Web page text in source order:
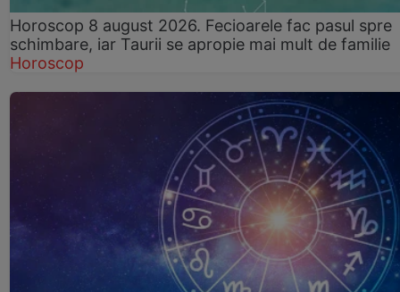
Horoscop 8 august 2026. Fecioarele fac pasul spre
schimbare, iar Taurii se apropie mai mult de familie
Horoscop